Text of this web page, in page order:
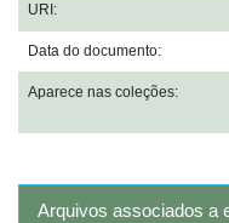
URI:
Data do documento:
Aparece nas coleções:
Arquivos associados a